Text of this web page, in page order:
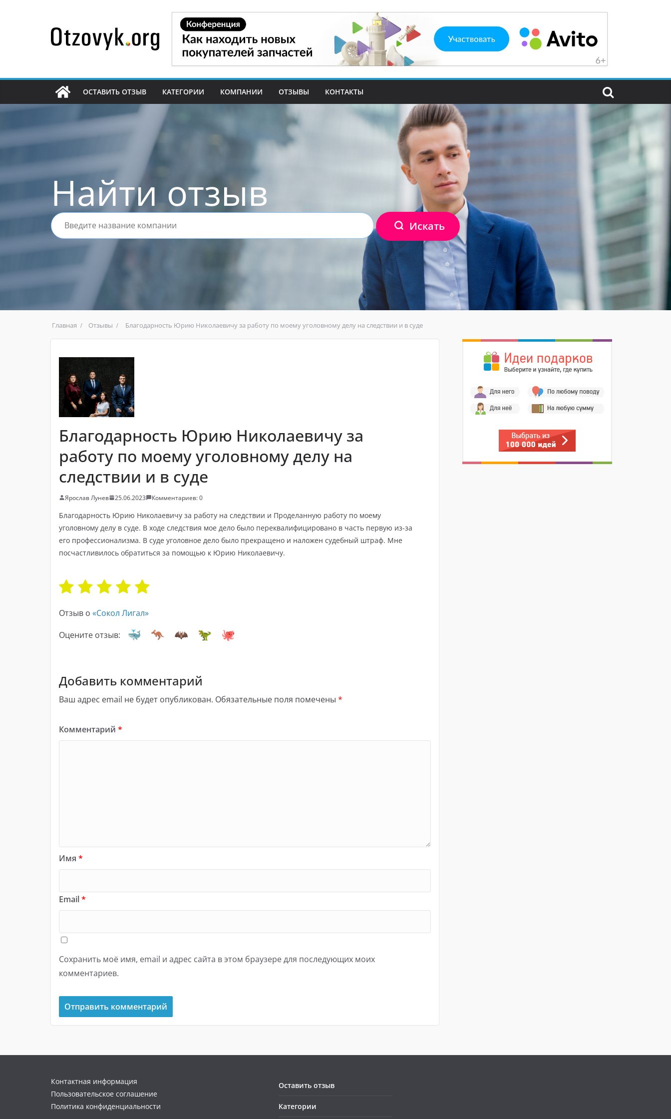
содержимому
ОСТАВИТЬ ОТЗЫВ КАТЕГОРИИ КОМПАНИИ ОТЗЫВЫ КОНТАКТЫ
Найти отзыв
Искать
Главная Отзывы Благодарность Юрию Николаевичу за работу по моему уголовному делу на следствии и в суде
Благодарность Юрию Николаевичу за
работу по моему уголовному делу на
следствии и в суде
Ярослав Лунев 25.06.2023 Комментариев: 0
Благодарность Юрию Николаевичу за работу на следствии и Проделанную работу по моему
уголовному делу в суде. В ходе следствия мое дело было переквалифицировано в часть первую из-за
его профессионализма. В суде уголовное дело было прекращено и наложен судебный штраф. Мне
посчастливилось обратиться за помощью к Юрию Николаевичу.
Отзыв о «Сокол Лигал»
Оцените отзыв:
Добавить комментарий
Ваш адрес email не будет опубликован. Обязательные поля помечены *
Комментарий *
Имя *
Email*
Сохранить моё имя, email и адрес сайта в этом браузере для последующих моих
комментариев.
Контактная информация
Пользовательское соглашение
Политика конфиденциальности
Оставить отзыв
Категории